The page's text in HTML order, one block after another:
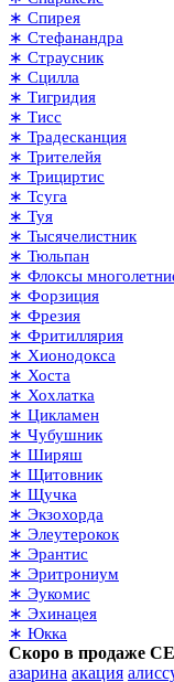
∗ Спирея
∗ Стефанандра
∗ Страусник
∗ Сцилла
∗ Тигридия
∗ Тисс
∗ Традесканция
∗ Трителейя
∗ Трициртис
∗ Тсуга
∗ Туя
∗ Тысячелистник
∗ Тюльпан
∗ Флоксы
∗ Форзиция
∗ Фрезия
∗ Фритиллярия
∗ Хионодокса
∗ Хоста
∗ Хохлатка
∗ Цикламен
∗ Чубушник
∗ Ширяш
∗ Щитовник
∗ Щучка
∗ Экзохорда
∗ Элеутерокок
∗ Эрантис
∗ Эритрониум
∗ Эукомис
∗ Эхинацея
∗ Юкка
Скоро в продаже
азарина акация